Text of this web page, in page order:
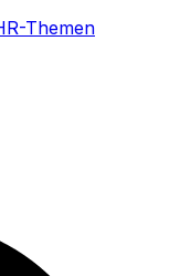
Themen